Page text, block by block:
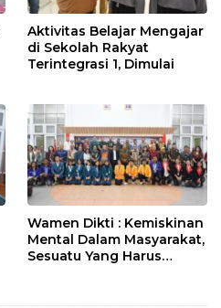
Aktivitas Belajar Mengajar
di Sekolah Rakyat
Terintegrasi 1, Dimulai
Wamen Dikti : Kemiskinan
Mental Dalam Masyarakat,
Sesuatu Yang Harus